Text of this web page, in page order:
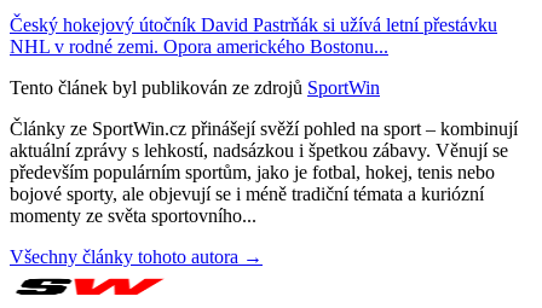
Český hokejový útočník David Pastrňák si užívá letní přestávku
NHL v rodné zemi. Opora amerického Bostonu...
Tento článek byl publikován ze zdrojů SportWin
Články ze SportWin.cz přinášejí svěží pohled na sport – kombinují
aktuální zprávy s lehkostí, nadsázkou i špetkou zábavy. Věnují se
především populárním sportům, jako je fotbal, hokej, tenis nebo
bojové sporty, ale objevují se i méně tradiční témata a kuriózní
momenty ze světa sportovního...
Všechny články tohoto autora →